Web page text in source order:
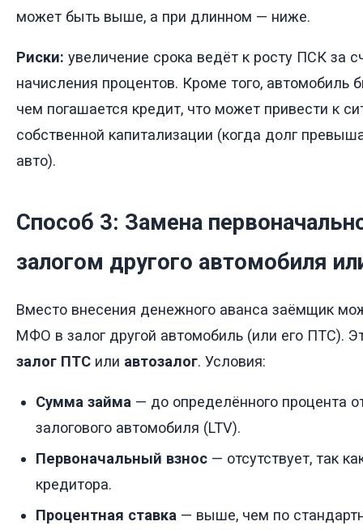
может быть выше, а при длинном — ниже.
Риски: увеличение срока ведёт к росту ПСК за
начисления процентов. Кроме того, автомобиль
чем погашается кредит, что может привести к
собственной капитализации (когда долг
авто).
Способ 3: Замена
залогом другого автомобиля
Вместо внесения денежного аванса заёмщик
МФО в залог другой автомобиль (или его ПТС).
залог ПТС или автозалог. Условия:
Сумма займа — до определённого процента
залогового автомобиля (LTV).
Первоначальный взнос — отсутствует, так
кредитора.
Процентная ставка — выше, чем по